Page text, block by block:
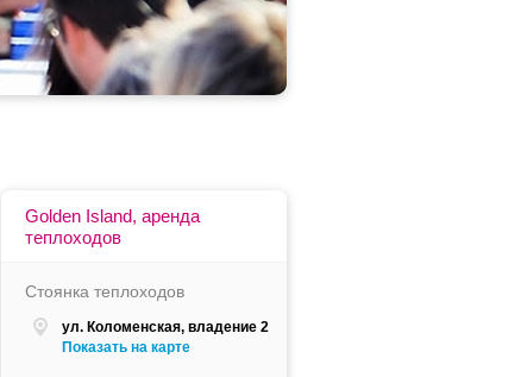
Golden Island, аренда
теплоходов
Стоянка теплоходов
ул. Коломенская, владение 2
Показать на карте